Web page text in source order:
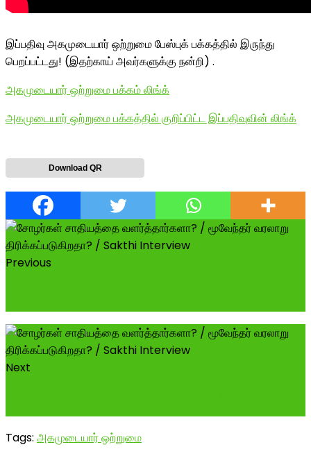
இப்பதிவு அகமுடையார் ஒற்றுமை பேஸ்புக் பக்கத்தில் இருந்து
பெறப்பட்டது! (இதற்காய் அவர்களுக்கு நன்றி) .
அகமுடையார் ஒற்றுமை பக்கம் லிங்க்
அகமுடையார் ஒற்றுமை பக்கத்தில் குறிப்பிட்ட இப்பதிவுவின் லிங்க்
Download QR
Previous
Next
Tags: அகமுடையார் ஒற்றுமை